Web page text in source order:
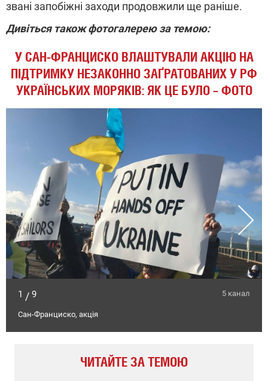
звані запобіжні заходи продовжили ще раніше.
Дивіться також фотогалерею за темою:
У САН-ФРАНЦИСКО ВЛАШТУВАЛИ АКЦІЮ НА
ПІДТРИМКУ НЕЗАКОННО ЗАҐРАТОВАНИХ У РФ
УКРАЇНСЬКИХ МОРЯКІВ: ЯК ЦЕ БУЛО – ФОТО
1 / 9 5 канал
Сан-Франциско, акція
ЧИТАЙТЕ ЗА ТЕМОЮ